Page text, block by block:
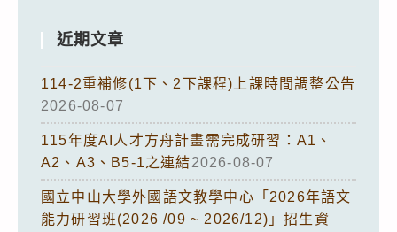
近期文章
114-2重補修(1下、2下課程)上課時間調整公告
2026-08-07
115年度AI人才方舟計畫需完成研習：A1、
A2、A3、B5-1之連結2026-08-07
國立中山大學外國語文教學中心「2026年語文
能力研習班(2026 /09 ~ 2026/12)」招生資